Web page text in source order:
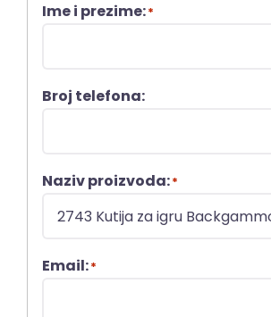
Ime i prezime:*
Broj telefona:
Naziv proizvoda:*
Email:*